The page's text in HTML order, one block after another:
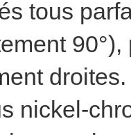
qui
arrivent